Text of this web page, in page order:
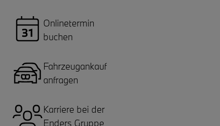
Onlinetermin
buchen
Fahrzeugankauf
anfragen
Karriere bei der
Enders Gruppe